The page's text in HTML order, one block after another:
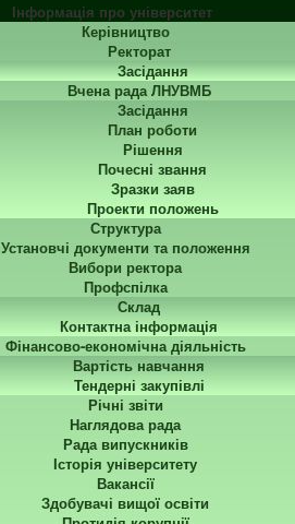
Інформація про університет
Керівництво
Ректорат
Засідання
Вчена рада ЛНУВМБ
Засідання
План роботи
Рішення
Почесні звання
Зразки заяв
Проекти положень
Структура
Установчі документи та положення
Вибори ректора
Профспілка
Склад
Контактна інформація
Фінансово-економічна діяльність
Вартість навчання
Тендерні закупівлі
Річні звіти
Наглядова рада
Рада випускників
Історія університету
Вакансії
Здобувачі вищої освіти